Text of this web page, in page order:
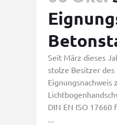
Seit März dieses
stolze Besitzer des
Eignungsnachweis
DIN EN ISO 17660
...